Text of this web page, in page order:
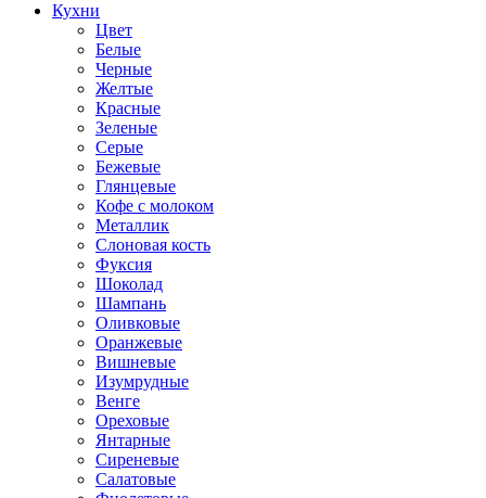
Кухни
Цвет
Белые
Черные
Желтые
Красные
Зеленые
Серые
Бежевые
Глянцевые
Кофе с молоком
Металлик
Слоновая кость
Фуксия
Шоколад
Шампань
Оливковые
Оранжевые
Вишневые
Изумрудные
Венге
Ореховые
Янтарные
Сиреневые
Салатовые